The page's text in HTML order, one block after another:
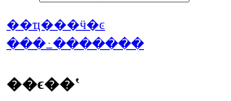
��ҵ���ӵ�ͼ
���߸�������
��ϵ��ʽ